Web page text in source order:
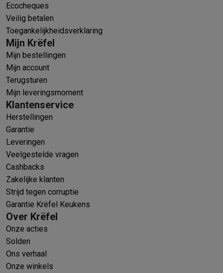
Ecocheques
Veilig betalen
Toegankelijkheidsverklaring
Mijn Krëfel
Mijn bestellingen
Mijn account
Terugsturen
Mijn leveringsmoment
Klantenservice
Herstellingen
Garantie
Leveringen
Veelgestelde vragen
Cashbacks
Zakelijke klanten
Strijd tegen corruptie
Garantie Krëfel Keukens
Over Krëfel
Onze acties
Solden
Ons verhaal
Onze winkels